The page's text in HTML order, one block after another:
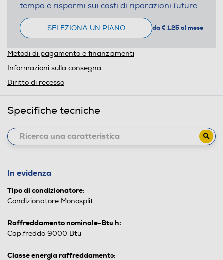
tempo e risparmi sui costi di riparazioni future.
SELEZIONA UN PIANO da € 1,25 al mese
Metodi di pagamento e finanziamenti
Informazioni sulla consegna
Diritto di recesso
Specifiche tecniche
In evidenza
Tipo di condizionatore:
Condizionatore Monosplit
Raffreddamento nominale-Btu h:
Cap.freddo 9000 Btu
Classe energia raffreddamento: